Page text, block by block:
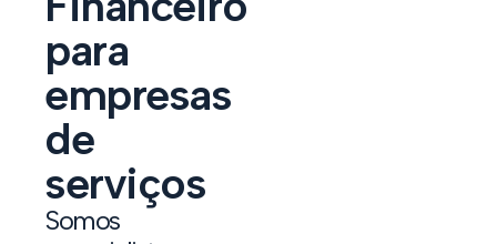
para
empresas
de
serviços
Somos